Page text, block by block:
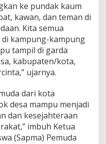
ke pundak kaum
kawan, dan teman di
Kita semua
kampung-kampung
tampil di garda
kabupaten/kota,
ujarnya.
dari kota
desa mampu menjadi
dan kesejahteraan
imbuh Ketua
(Sapma) Pemuda